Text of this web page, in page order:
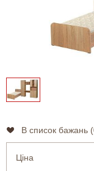
В список бажань (
Ціна